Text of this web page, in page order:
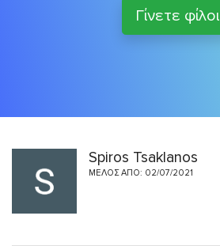
Γίνετε φίλοι
Spiros Tsaklanos
ΜΈΛΟΣ ΑΠΌ: 02/07/2021